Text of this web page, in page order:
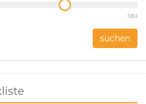
rau
suchen